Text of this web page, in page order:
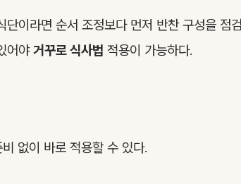
단이라면 순서 조정보다 먼저 반찬 구성을 점
어야거꾸로 식사법 적용이 가능하다.
없이 바로 적용할 수 있다.